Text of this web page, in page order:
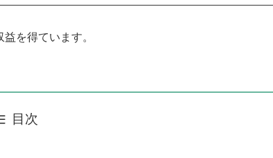
を得ています。
目次